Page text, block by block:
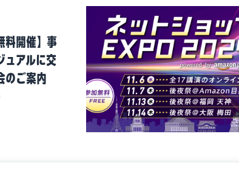
料開催】事
ュアルに交
のご案内